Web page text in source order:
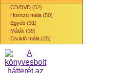
CD/DVD (52)
Hosszú mála (50)
Egyéb (31)
Málák (39)
Csukló mála (25)